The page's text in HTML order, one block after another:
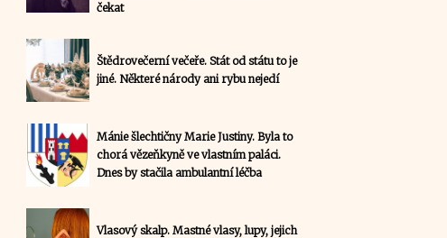
čekat
Štědrovečerní večeře. Stát od státu to je
jiné. Některé národy ani rybu nejedí
Mánie šlechtičny Marie Justiny. Byla to
chorá vězeňkyně ve vlastním paláci.
Dnes by stačila ambulantní léčba
Vlasový skalp. Mastné vlasy, lupy, jejich